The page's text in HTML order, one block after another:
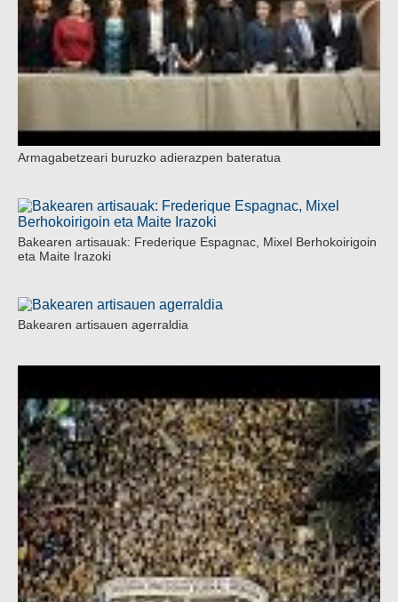
Armagabetzeari buruzko adierazpen bateratua
Bakearen artisauak: Frederique Espagnac, Mixel Berhokoirigoin
eta Maite Irazoki
Bakearen artisauen agerraldia